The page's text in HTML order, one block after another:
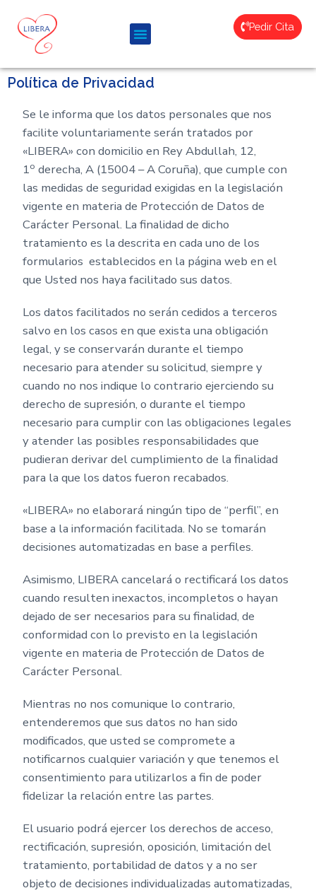
Pedir Cita
Política de Privacidad
Se le informa que los datos personales que nos
facilite voluntariamente serán tratados por
«LIBERA» con domicilio en Rey Abdullah, 12,
1o derecha, A (15004 – A Coruña), que cumple con
las medidas de seguridad exigidas en la legislación
vigente en materia de Protección de Datos de
Carácter Personal. La finalidad de dicho
tratamiento es la descrita en cada uno de los
formularios establecidos en la página web en el
que Usted nos haya facilitado sus datos.
Los datos facilitados no serán cedidos a terceros
salvo en los casos en que exista una obligación
legal, y se conservarán durante el tiempo
necesario para atender su solicitud, siempre y
cuando no nos indique lo contrario ejerciendo su
derecho de supresión, o durante el tiempo
necesario para cumplir con las obligaciones legales
y atender las posibles responsabilidades que
pudieran derivar del cumplimiento de la finalidad
para la que los datos fueron recabados.
«LIBERA» no elaborará ningún tipo de “perfil”, en
base a la información facilitada. No se tomarán
decisiones automatizadas en base a perfiles.
Asimismo, LIBERA cancelará o rectificará los datos
cuando resulten inexactos, incompletos o hayan
dejado de ser necesarios para su finalidad, de
conformidad con lo previsto en la legislación
vigente en materia de Protección de Datos de
Carácter Personal.
Mientras no nos comunique lo contrario,
entenderemos que sus datos no han sido
modificados, que usted se compromete a
notificarnos cualquier variación y que tenemos el
consentimiento para utilizarlos a fin de poder
fidelizar la relación entre las partes.
El usuario podrá ejercer los derechos de acceso,
rectificación, supresión, oposición, limitación del
tratamiento, portabilidad de datos y a no ser
objeto de decisiones individualizadas automatizadas,